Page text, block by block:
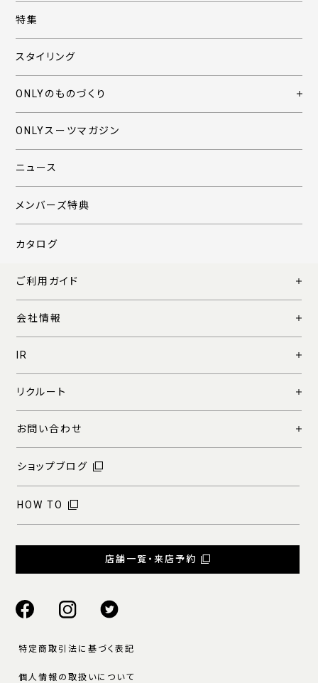
特集
スタイリング
ONLYのものづくり
ONLYスーツマガジン
ニュース
メンバーズ特典
カタログ
ご利用ガイド
会社情報
IR
リクルート
お問い合わせ
ショップブログ
HOW TO
店舗一覧・来店予約
特定商取引法に基づく表記
個人情報の取扱いについて